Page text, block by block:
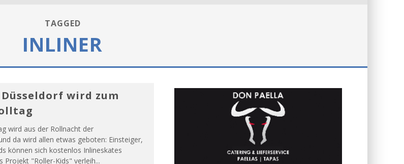
TAGGED
INLINER
wird zum
wird aus der Rollnacht der
da wird allen etwas geboten: Einsteiger,
können sich kostenlos Inlineskates
Projekt "Roller-Kids" verleih...